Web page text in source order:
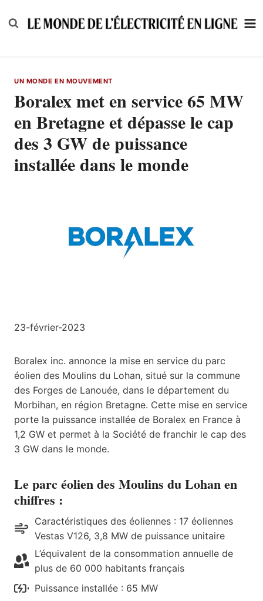
to
UN MONDE EN MOUVEMENT
Boralex met en service 65 MW
en Bretagne et dépasse le cap
des 3 GW de puissance
installée dans le monde
23-février-2023
Boralex inc. annonce la mise en service du parc
éolien des Moulins du Lohan, situé sur la commune
des Forges de Lanouée, dans le département du
Morbihan, en région Bretagne. Cette mise en service
porte la puissance installée de Boralex en France à
1,2 GW et permet à la Société de franchir le cap des
3 GW dans le monde.
Le parc éolien des Moulins du Lohan en
chiffres :
Caractéristiques des éoliennes : 17 éoliennes
Vestas V126, 3,8 MW de puissance unitaire
L’équivalent de la consommation annuelle de
plus de 60 000 habitants français
Puissance installée : 65 MW